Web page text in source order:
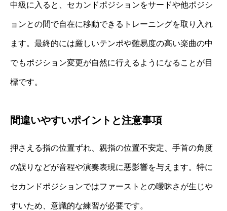
中級に入ると、セカンドポジションをサードや他ポジシ
ョンとの間で自在に移動できるトレーニングを取り入れ
ます。最終的には厳しいテンポや難易度の高い楽曲の中
でもポジション変更が自然に行えるようになることが目
標です。
間違いやすいポイントと注意事項
押さえる指の位置ずれ、親指の位置不安定、手首の角度
の誤りなどが音程や演奏表現に悪影響を与えます。特に
セカンドポジションではファーストとの曖昧さが生じや
すいため、意識的な練習が必要です。